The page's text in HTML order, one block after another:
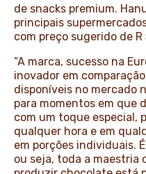
de snacks premium.
principais
com preço sugerido de R
“A marca, sucesso na
inovador em
disponíveis no mercado
para momentos em que
com um toque especial,
qualquer hora e em
em porções individuais.
ou seja, toda a maestria